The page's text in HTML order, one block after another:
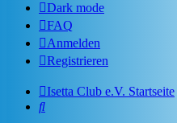
Dark mode
FAQ
Anmelden
Registrieren
Isetta Club e.V. Startseite
Suche